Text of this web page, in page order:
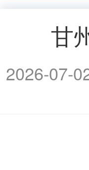
甘
2026-07-